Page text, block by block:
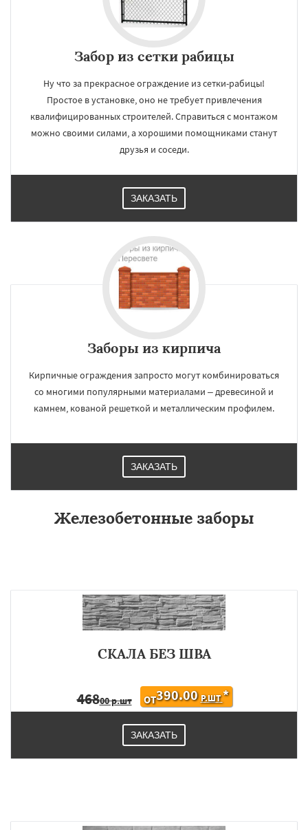
Забор из сетки рабицы
Ну что за прекрасное ограждение из сетки-рабицы!
Простое в установке, оно не требует привлечения
квалифицированных строителей. Справиться с монтажом
можно своими силами, а хорошими помощниками станут
друзья и соседи.
ЗАКАЗАТЬ
Заборы из кирпича
Кирпичные ограждения запросто могут комбинироваться
со многими популярными материалами – древесиной и
камнем, кованой решеткой и металлическим профилем.
ЗАКАЗАТЬ
Железобетонные заборы
СКАЛА БЕЗ ШВА
46800 р.шт ОТ390.00 Р.ШТ*
ЗАКАЗАТЬ